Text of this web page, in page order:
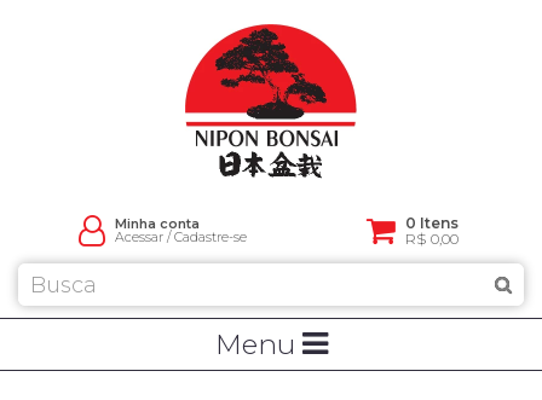
Minha conta
Acessar/Cadastre-se
0 Itens
R$ 0,00
Menu